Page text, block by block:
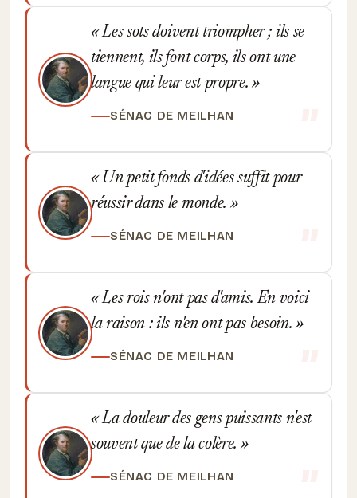
Les sots doivent triompher ; ils se
tiennent, ils font corps, ils ont une
langue qui leur est propre.
SÉNAC DE MEILHAN
Un petit fonds d'idées suffit pour
réussir dans le monde.
SÉNAC DE MEILHAN
Les rois n'ont pas d'amis. En voici
la raison : ils n'en ont pas besoin.
SÉNAC DE MEILHAN
La douleur des gens puissants n'est
souvent que de la colère.
SÉNAC DE MEILHAN